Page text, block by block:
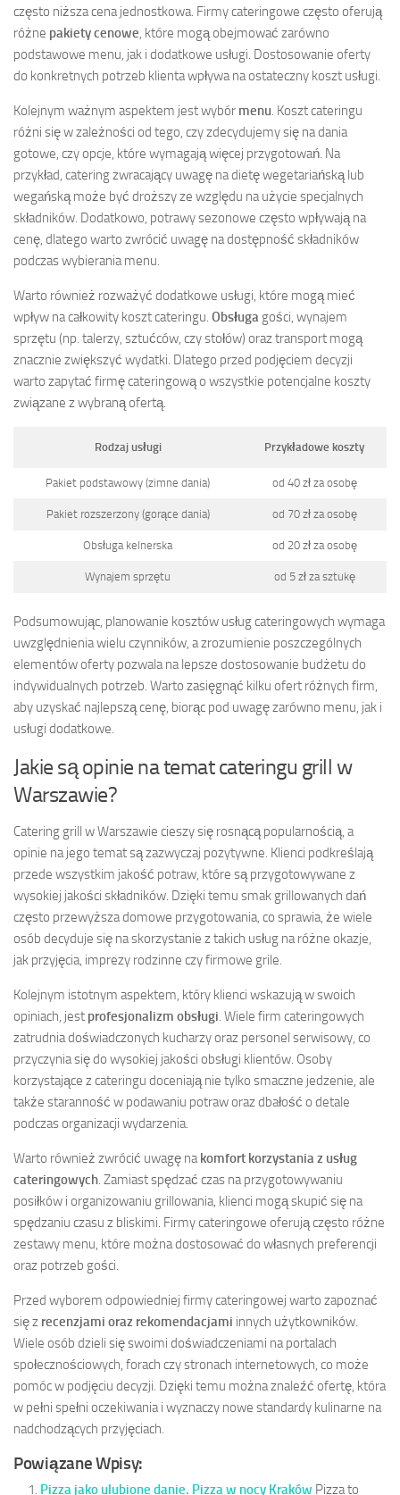
często niższa cena jednostkowa. Firmy cateringowe często oferują
różne pakiety cenowe, które mogą obejmować zarówno
podstawowe menu, jak i dodatkowe usługi. Dostosowanie oferty
do konkretnych potrzeb klienta wpływa na ostateczny koszt usługi.
Kolejnym ważnym aspektem jest wybór menu. Koszt cateringu
różni się w zależności od tego, czy zdecydujemy się na dania
gotowe, czy opcje, które wymagają więcej przygotowań. Na
przykład, catering zwracający uwagę na dietę wegetariańską lub
wegańską może być droższy ze względu na użycie specjalnych
składników. Dodatkowo, potrawy sezonowe często wpływają na
cenę, dlatego warto zwrócić uwagę na dostępność składników
podczas wybierania menu.
Warto również rozważyć dodatkowe usługi, które mogą mieć
wpływ na całkowity koszt cateringu. Obsługa gości, wynajem
sprzętu (np. talerzy, sztućców, czy stołów) oraz transport mogą
znacznie zwiększyć wydatki. Dlatego przed podjęciem decyzji
warto zapytać firmę cateringową o wszystkie potencjalne koszty
związane z wybraną ofertą.
Rodzaj usługi Przykładowe koszty
Pakiet podstawowy (zimne dania) od 40 zł za osobę
Pakiet rozszerzony (gorące dania) od 70 zł za osobę
Obsługa kelnerska od 20 zł za osobę
Wynajem sprzętu od 5 zł za sztukę
Podsumowując, planowanie kosztów usług cateringowych wymaga
uwzględnienia wielu czynników, a zrozumienie poszczególnych
elementów oferty pozwala na lepsze dostosowanie budżetu do
indywidualnych potrzeb. Warto zasięgnąć kilku ofert różnych firm,
aby uzyskać najlepszą cenę, biorąc pod uwagę zarówno menu, jak i
usługi dodatkowe.
Jakie są opinie na temat cateringu grill w
Warszawie?
Catering grill w Warszawie cieszy się rosnącą popularnością, a
opinie na jego temat są zazwyczaj pozytywne. Klienci podkreślają
przede wszystkim jakość potraw, które są przygotowywane z
wysokiej jakości składników. Dzięki temu smak grillowanych dań
często przewyższa domowe przygotowania, co sprawia, że wiele
osób decyduje się na skorzystanie z takich usług na różne okazje,
jak przyjęcia, imprezy rodzinne czy firmowe grile.
Kolejnym istotnym aspektem, który klienci wskazują w swoich
opiniach, jest profesjonalizm obsługi. Wiele firm cateringowych
zatrudnia doświadczonych kucharzy oraz personel serwisowy, co
przyczynia się do wysokiej jakości obsługi klientów. Osoby
korzystające z cateringu doceniają nie tylko smaczne jedzenie, ale
także staranność w podawaniu potraw oraz dbałość o detale
podczas organizacji wydarzenia.
Warto również zwrócić uwagę nakomfort korzystania z usług
cateringowych. Zamiast spędzać czas na przygotowywaniu
posiłków i organizowaniu grillowania, klienci mogą skupić się na
spędzaniu czasu z bliskimi. Firmy cateringowe oferują często różne
zestawy menu, które można dostosować do własnych preferencji
oraz potrzeb gości.
Przed wyborem odpowiedniej firmy cateringowej warto zapoznać
się z recenzjami oraz rekomendacjami innych użytkowników.
Wiele osób dzieli się swoimi doświadczeniami na portalach
społecznościowych, forach czy stronach internetowych, co może
pomóc w podjęciu decyzji. Dzięki temu można znaleźć ofertę, która
w pełni spełni oczekiwania i wyznaczy nowe standardy kulinarne na
nadchodzących przyjęciach.
Powiązane Wpisy:
Pizza jako ulubione danie. Pizza w nocy Kraków Pizza to